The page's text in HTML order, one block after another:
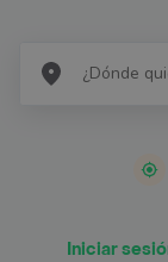
Iniciar